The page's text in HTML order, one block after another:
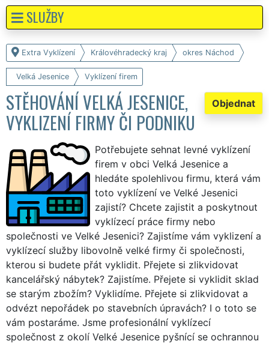
Extra Vyklízení Královéhradecký kraj okres Náchod
Velká Jesenice Vyklízení firem
Objednat
STĚHOVÁNÍ VELKÁ JESENICE,
VYKLIZENÍ FIRMY ČI PODNIKU
Potřebujete sehnat levné vyklízení
firem v obci Velká Jesenice a
hledáte spolehlivou firmu, která vám
toto vyklízení ve Velké Jesenici
zajistí? Chcete zajistit a poskytnout
vyklízecí práce firmy nebo
společnosti ve Velké Jesenici? Zajistíme vám vyklizení a
vyklízecí služby libovolně velké firmy či společnosti,
kterou si budete přát vyklidit. Přejete si zlikvidovat
kancelářský nábytek? Zajistíme. Přejete si vyklidit sklad
se starým zbožím? Vyklidíme. Přejete si zlikvidovat a
odvézt nepořádek po stavebních úpravách? I o toto se
vám postaráme. Jsme profesionální vyklízecí
společnost z okolí Velké Jesenice pyšnící se ochrannou
SLUŽBY